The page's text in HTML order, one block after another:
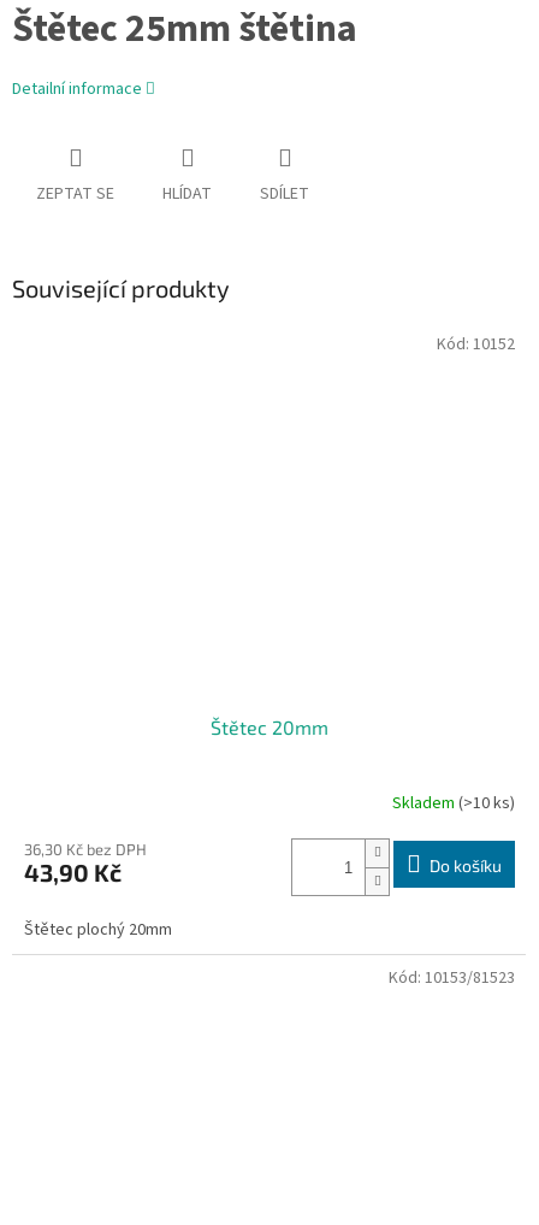
Štětec 25mm štětina
Detailní informace
ZEPTAT SE HLÍDAT SDÍLET
Související produkty
Štětec 20mm
Skladem (>10 ks)
36,30 Kč bez DPH
43,90 Kč Do košíku
Štětec plochý 20mm
Kód: 10152
Kód: 10153/81523